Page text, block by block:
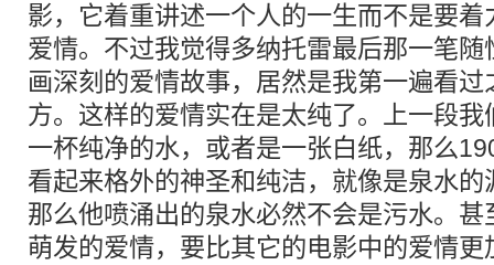
影，它着重讲述一个人的一生而不是要
爱情。不过我觉得多纳托雷最后那一笔
画深刻的爱情故事，居然是我第一遍看
方。这样的爱情实在是太纯了。上一段
一杯纯净的水，或者是一张白纸，那么
看起来格外的神圣和纯洁，就像是泉水
那么他喷涌出的泉水必然不会是污水。
萌发的爱情，要比其它的电影中的爱情